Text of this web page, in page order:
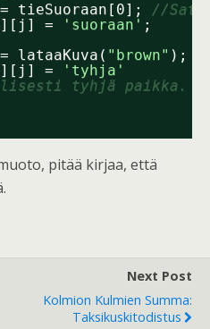
tieSuoraan[0]; //
=
'suoraan' ;
lataaKuva( "brown" );
=
'tyhja'
tyhjä paikka.
pitää kirjaa, että
Next Post
Kolmion Kulmien Summa:
Taksikuskitodistus